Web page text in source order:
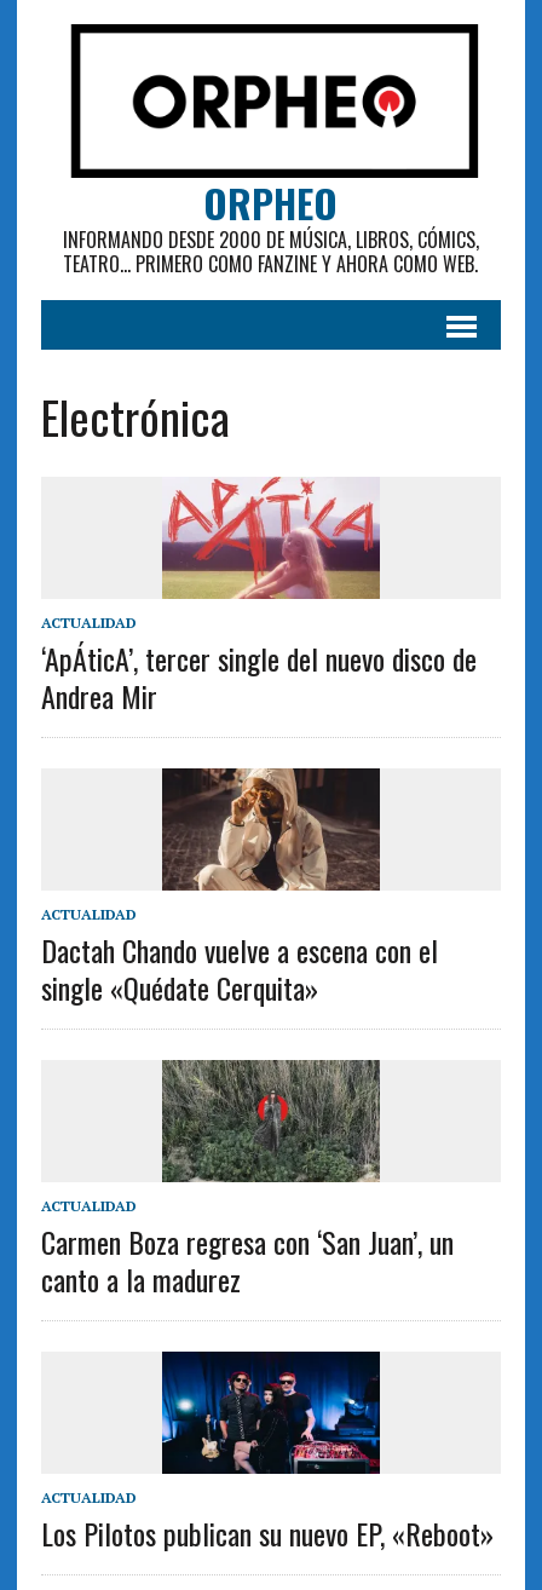
ORPHEO
INFORMANDO DESDE 2000 DE MÚSICA, LIBROS, CÓMICS,
TEATRO... PRIMERO COMO FANZINE Y AHORA COMO WEB.
Electrónica
ACTUALIDAD
‘ApÁticA’, tercer single del nuevo disco de
Andrea Mir
ACTUALIDAD
Dactah Chando vuelve a escena con el
single «Quédate Cerquita»
ACTUALIDAD
Carmen Boza regresa con ‘San Juan’, un
canto a la madurez
ACTUALIDAD
Los Pilotos publican su nuevo EP, «Reboot»